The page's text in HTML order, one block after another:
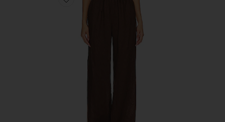
Favorite БРЮКИ С ЗАВЯЗКОЙ НА ШНУРОК